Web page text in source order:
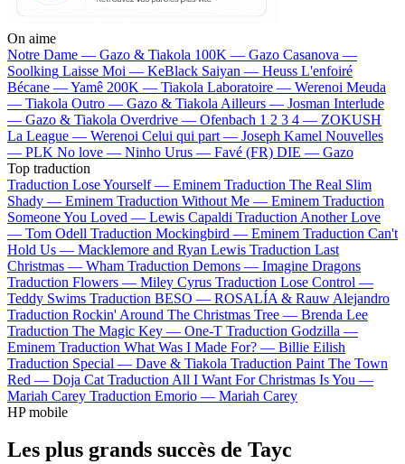
On aime
Notre Dame — Gazo & Tiakola 100K — Gazo Casanova —
Soolking Laisse Moi — KeBlack Saiyan — Heuss L'enfoiré
Bécane —Yamê 200K — Tiakola Laboratoire — Werenoi Meuda
— Tiakola Outro — Gazo & Tiakola Ailleurs — Josman Interlude
— Gazo & Tiakola Overdrive — Ofenbach 1 2 3 4 — ZOKUSH
La League — Werenoi Celui qui part — Joseph Kamel Nouvelles
— PLK No love — Ninho Urus — Favé (FR) DIE — Gazo
Top traduction
Traduction Lose Yourself — Eminem Traduction The Real Slim
Shady — Eminem Traduction Without Me — Eminem Traduction
Someone You Loved — Lewis Capaldi Traduction Another Love
— Tom Odell Traduction Mockingbird — Eminem Traduction Can't
Hold Us — Macklemore and Ryan Lewis Traduction Last
Christmas — Wham Traduction Demons — Imagine Dragons
Traduction Flowers — Miley Cyrus Traduction Lose Control —
Teddy Swims Traduction BESO — ROSALÍA & Rauw Alejandro
Traduction Rockin' Around The Christmas Tree — Brenda Lee
Traduction The Magic Key — One-T Traduction Godzilla —
Eminem Traduction What Was I Made For? — Billie Eilish
Traduction Special — Dave & Tiakola Traduction Paint The Town
Red — Doja Cat Traduction All I Want For Christmas Is You —
Mariah Carey Traduction Emorio — Mariah Carey
HP mobile
Les plus grands succès de Tayc